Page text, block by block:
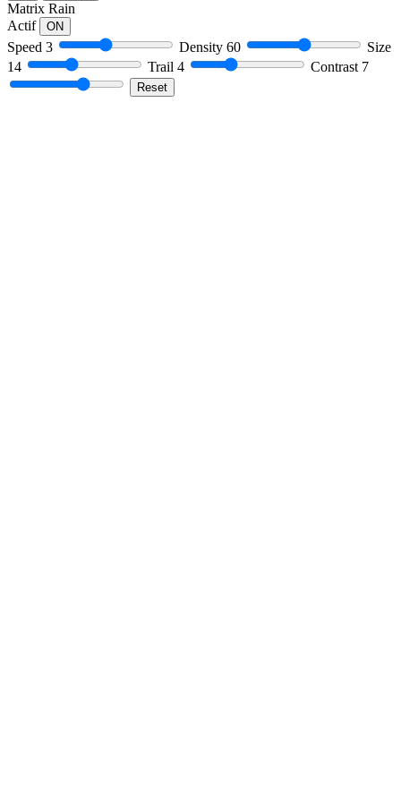
Matrix Rain
Actif
ON
Speed 3 Density 60
Size
14
Trail 4 Contrast 7
Reset